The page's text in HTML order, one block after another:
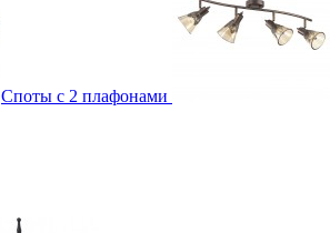
Споты с 2 плафонами